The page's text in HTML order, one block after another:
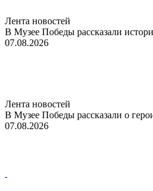
Лента новостей
В Музее Победы рассказали
07.08.2026
Лента новостей
В Музее Победы рассказали о
07.08.2026